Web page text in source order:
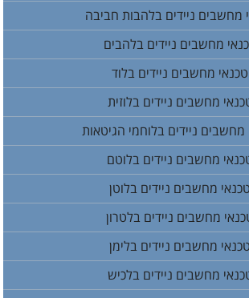
מחשבים ניידים בלהבות חביבה
מחשבים ניידים בלהבים
טכנאי מחשבים ניידים בלוד
מחשבים ניידים בלוזית
מחשבים ניידים בלוחמי הגיטאות
מחשבים ניידים בלוטם
טכנאי מחשבים ניידים בלוטן
מחשבים ניידים בלטרון
טכנאי מחשבים ניידים בלימן
מחשבים ניידים בלכיש